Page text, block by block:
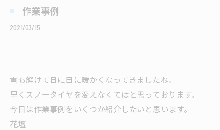
作業事例
2021/03/15
雪も解けて日に日に暖かくなってきましたね。
早くスノータイヤを変えなくてはと思っております。
今日は作業事例をいくつか紹介したいと思います。
花壇